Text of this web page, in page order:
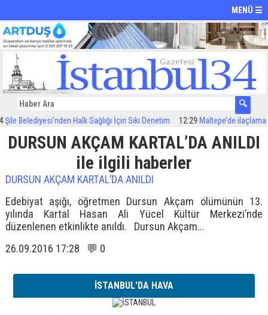
MENÜ ☰
Belediyesi’nden Halk Sağlığı İçin Sıkı Denetim 12:29Maltepe’de ilaçlama
DURSUN AKÇAM KARTAL’DA ANILDI
ile ilgili haberler
DURSUN AKÇAM KARTAL’DA ANILDI
Edebiyat aşığı, öğretmen Dursun Akçam ölümünün 13.
yılında Kartal Hasan Ali Yücel Kültür Merkezi’nde
düzenlenen etkinlikte anıldı. Dursun Akçam…
26.09.2016 17:28 💬 0
İSTANBUL'DA HAVA